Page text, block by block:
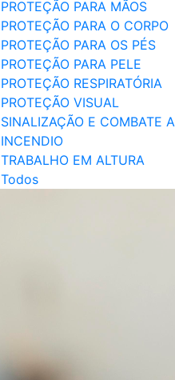
PROTEÇÃO PARA MÃOS
PROTEÇÃO PARA O CORPO
PROTEÇÃO PARA OS PÉS
PROTEÇÃO PARA PELE
PROTEÇÃO RESPIRATÓRIA
PROTEÇÃO VISUAL
SINALIZAÇÃO E COMBATE A
INCENDIO
TRABALHO EM ALTURA
Todos